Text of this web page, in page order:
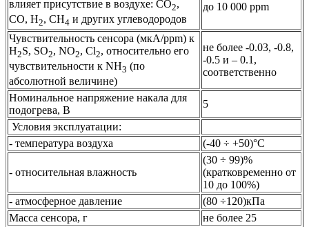
влияет присутствие в воздухе: CO2,
CO, H2, CH4 и других углеводородов
до 10 000 ppm
Чувствительность сенсора (мкА/ppm) к
H2S, SO2, NO2, Сl2, относительно его
чувствительности к NH3 (по
абсолютной величине)
не более -0.03, -0.8,
-0.5 и – 0.1,
соответственно
Номинальное напряжение накала для
подогрева, В
5
Условия эксплуатации:
- температура воздуха
(-40 ÷ +50)°С
- относительная влажность
(30 ÷ 99)%
(кратковременно от
10 до 100%)
- атмосферное давление
(80 ÷120)кПа
Масса сенсора, г
не более 25